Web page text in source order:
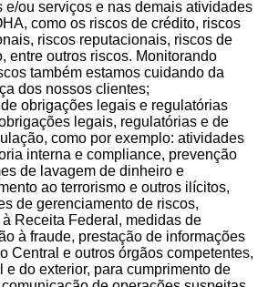
e/ou serviços e nas demais atividades
como os riscos de crédito, riscos
riscos reputacionais, riscos de
entre outros riscos. Monitorando
também estamos cuidando da
dos nossos clientes;
obrigações legais e regulatórias
legais, regulatórias e de
como por exemplo: atividades
interna e compliance, prevenção
de lavagem de dinheiro e
ao terrorismo e outros ilícitos,
de gerenciamento de riscos,
à Receita Federal, medidas de
à fraude, prestação de informações
Central e outros órgãos competentes,
e do exterior, para cumprimento de